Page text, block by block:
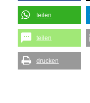
teilen
teilen
drucken